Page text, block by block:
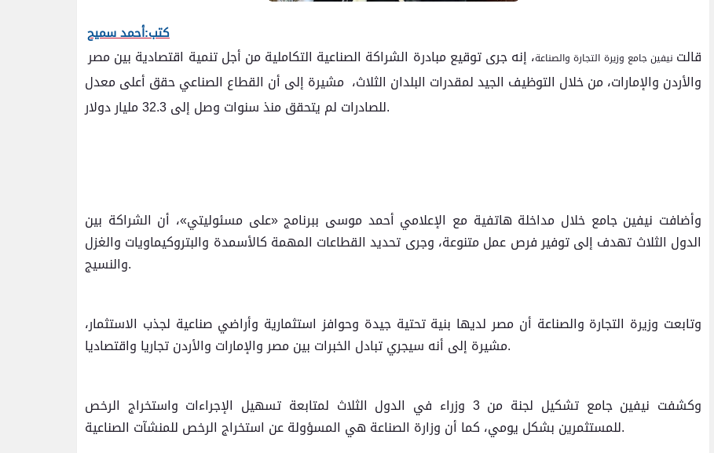
كتب:أحمد سميح
قالت نيفين جامع وزيرة التجارة والصناعة، إنه جرى توقيع مبادرة الشراكة الصناعية التكاملية من أجل تنمية اقتصادية بين مصر
والأردن والإمارات، من خلال التوظيف الجيد لمقدرات البلدان الثلاث، مشيرة إلى أن القطاع الصناعي حقق أعلى معدل
للصادرات لم يتحقق منذ سنوات وصل إلى 32.3 مليار دولار.
وأضافت نيفين جامع خلال مداخلة هاتفية مع الإعلامي أحمد موسى ببرنامج «على مسئوليتي»، أن الشراكة بين
الدول الثلاث تهدف إلى توفير فرص عمل متنوعة، وجرى تحديد القطاعات المهمة كالأسمدة والبتروكيماويات والغزل
والنسيج.
وتابعت وزيرة التجارة والصناعة أن مصر لديها بنية تحتية جيدة وحوافز استثمارية وأراضي صناعية لجذب الاستثمار،
مشيرة إلى أنه سيجري تبادل الخبرات بين مصر والإمارات والأردن تجاريا واقتصاديا.
وكشفت نيفين جامع تشكيل لجنة من 3 وزراء في الدول الثلاث لمتابعة تسهيل الإجراءات واستخراج الرخص
للمستثمرين بشكل يومي، كما أن وزارة الصناعة هي المسؤولة عن استخراج الرخص للمنشآت الصناعية.